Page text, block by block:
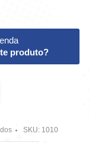
produto?
SKU: 1010